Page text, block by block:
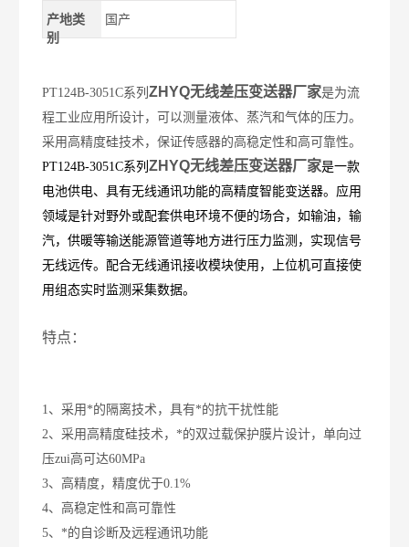
产地类
别
国产
PT124B-3051C系列ZHYQ无线差压变送器厂家是为流
程工业应用所设计，可以测量液体、蒸汽和气体的压力。
采用高精度硅技术，保证传感器的高稳定性和高可靠性。
PT124B-3051C系列ZHYQ无线差压变送器厂家是一款
电池供电、具有无线通讯功能的高精度智能变送器。应用
领域是针对野外或配套供电环境不便的场合，如输油，输
汽，供暖等输送能源管道等地方进行压力监测，实现信号
无线远传。配合无线通讯接收模块使用，上位机可直接使
用组态实时监测采集数据。
特点：
1、采用*的隔离技术，具有*的抗干扰性能
2、采用高精度硅技术，*的双过载保护膜片设计，单向过
压zui高可达60MPa
3、 高精度，精度优于0.1%
4、高稳定性和高可靠性
5、 *的自诊断及远程通讯功能